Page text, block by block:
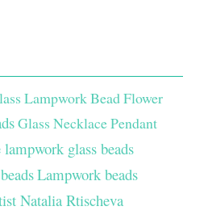
Lampwork Bead Flower
Glass Necklace Pendant
lampwork glass beads
Lampwork beads
Natalia Rtischeva